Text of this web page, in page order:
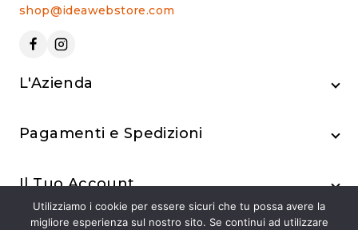
shop@ideawebstore.com
L'Azienda
Pagamenti e Spedizioni
Il Tuo Account
Utilizziamo i cookie per essere sicuri che tu possa avere la
migliore esperienza sul nostro sito. Se continui ad utilizzare